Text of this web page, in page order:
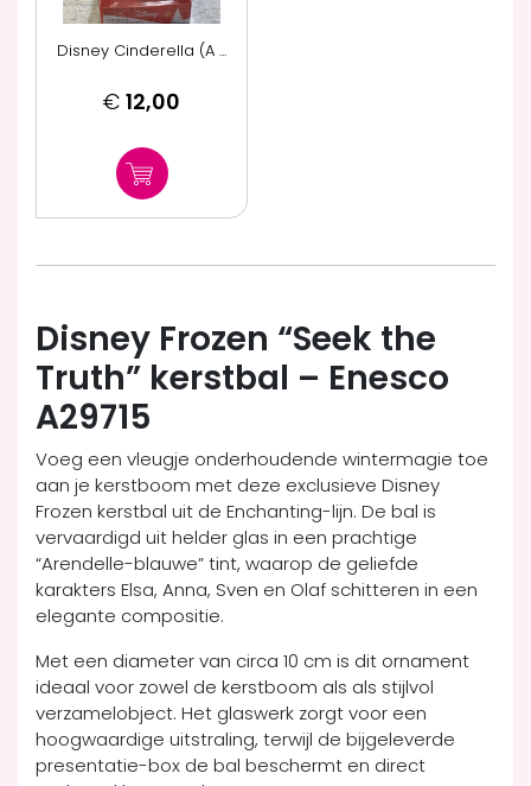
Disney Cinderella (A ...
€ 12,00
Disney Frozen “Seek the
Truth” kerstbal – Enesco
A29715
Voeg een vleugje onderhoudende wintermagie toe
aan je kerstboom met deze exclusieve Disney
Frozen kerstbal uit de Enchanting-lijn. De bal is
vervaardigd uit helder glas in een prachtige
“Arendelle-blauwe” tint, waarop de geliefde
karakters Elsa, Anna, Sven en Olaf schitteren in een
elegante compositie.
Met een diameter van circa 10 cm is dit ornament
ideaal voor zowel de kerstboom als als stijlvol
verzamelobject. Het glaswerk zorgt voor een
hoogwaardige uitstraling, terwijl de bijgeleverde
presentatie-box de bal beschermt en direct